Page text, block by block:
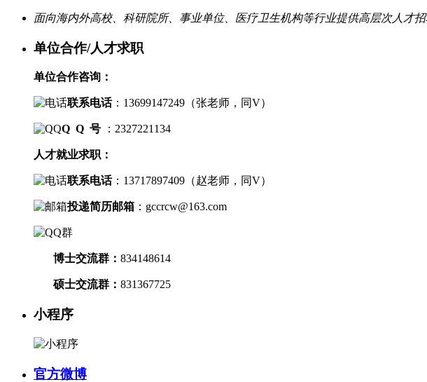
面向海内外高校、科研院所、事业单位、医疗卫生机构等行业提供高层次人才招
单位合作/人才求职
单位合作咨询：
联系电话： 13699147249（张老师， 同V）
Q Q 号 ：2327221134
人才就业求职：
联系电话： 13717897409（赵老师， 同V）
投递简历邮箱 ： gccrcw@163.com
博士交流群 ： 834148614
硕士交流群： 831367725
小程序
官方微博